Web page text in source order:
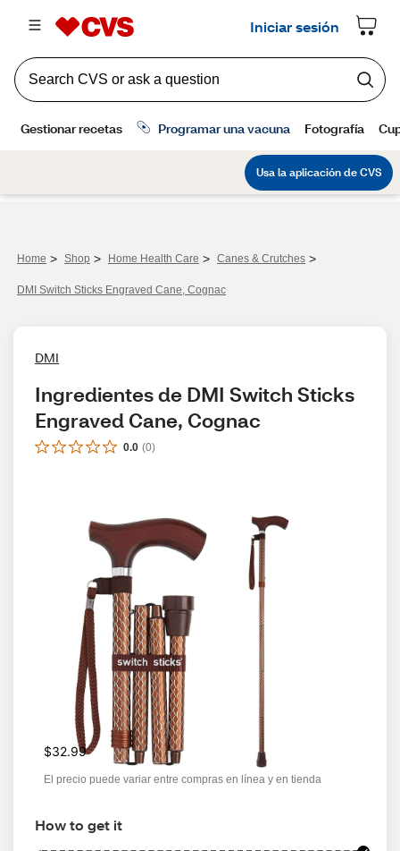
Home > Shop > Home Health Care > Canes & Crutches >
DMI Switch Sticks Engraved Cane, Cognac
DMI
Ingredientes de DMI Switch Sticks
Engraved Cane, Cognac
0.0 (0)
$32.99
El precio puede variar entre compras en línea y en tienda
How to get it